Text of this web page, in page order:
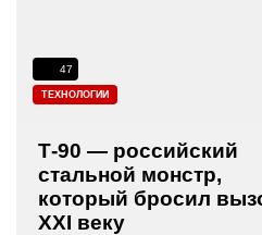
ТЕХНОЛОГИИ
47
Т-90 — российский
стальной монстр,
который бросил
XXI веку